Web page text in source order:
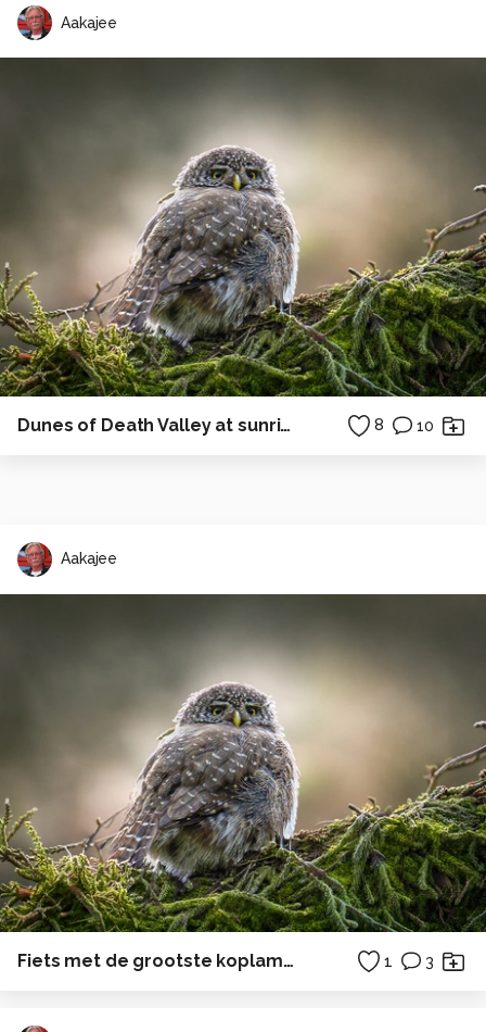
Aakajee
Dunes of Death Valley at sunrise 02 8 10
Aakajee
Fiets met de grootste koplamp ter wereld ........? 1 3